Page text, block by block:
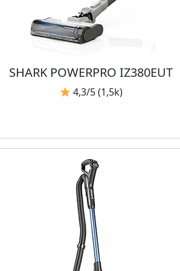
SHARK POWERPRO IZ380EUT
4,3/5 (1,5k)